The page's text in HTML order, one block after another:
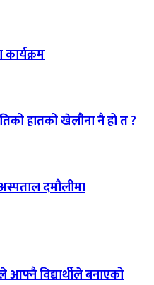
हातको खेलौना नै हो त ?
दमौलीमा
विद्यार्थीले बनाएको